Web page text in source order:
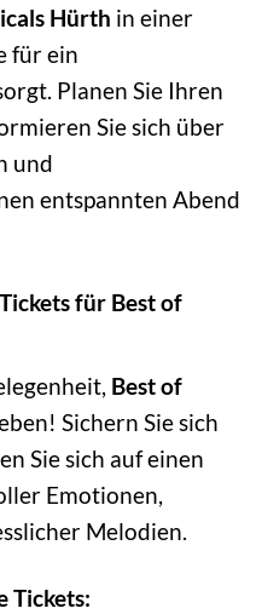
Hürth in einer
für ein
Planen Sie Ihren
Sie sich über
und
entspannten Abend
für Best of
Best of
Sichern Sie sich
Sie sich auf einen
Emotionen,
Melodien.
Tickets: